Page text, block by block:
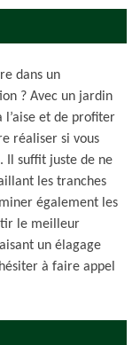
dans un
? Avec un jardin
l’aise et de profiter
réaliser si vous
Il suffit juste de ne
les tranches
également les
le meilleur
un élagage
à faire appel